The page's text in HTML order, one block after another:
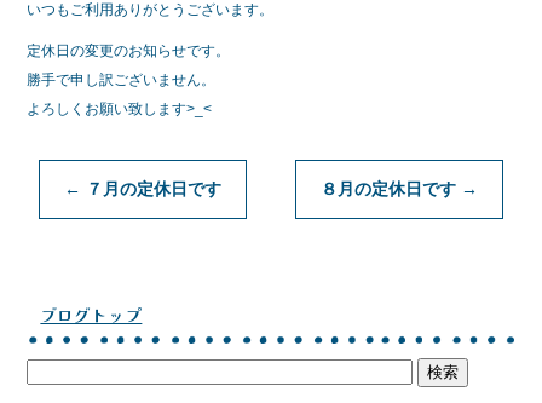
いつもご利用ありがとうございます。
定休日の変更のお知らせです。
勝手で申し訳ございません。
よろしくお願い致します>_<
← ７月の定休日です ８月の定休日です →
ブログトップ